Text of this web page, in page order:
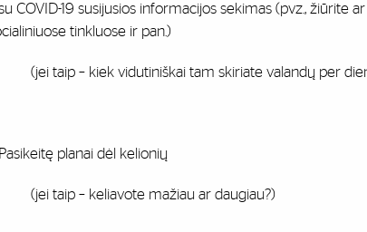
COVID-19 susijusios informacijos sekimas (pvz., žiūrite
tinkluose ir pan.)
taip – kiek vidutiniškai tam skiriate valandų per
planai dėl kelionių
taip – keliavote mažiau ar daugiau?)